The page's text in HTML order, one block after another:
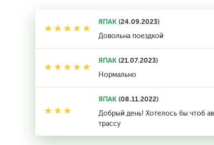
ЯПАК (24.09.2023)
Довольна поездкой
ЯПАК (21.07.2023)
Нормально
ЯПАК (08.11.2022)
Добрый день! Хотелось бы чтоб
трассу